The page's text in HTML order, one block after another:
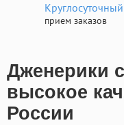
Круглосуточный
прием заказов
Дженерики
высокое
России